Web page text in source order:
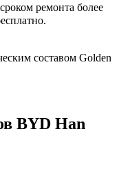
ремонта более
составом Golden
BYD Han